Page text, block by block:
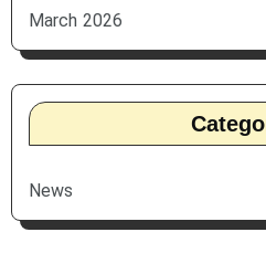
March 2026
News